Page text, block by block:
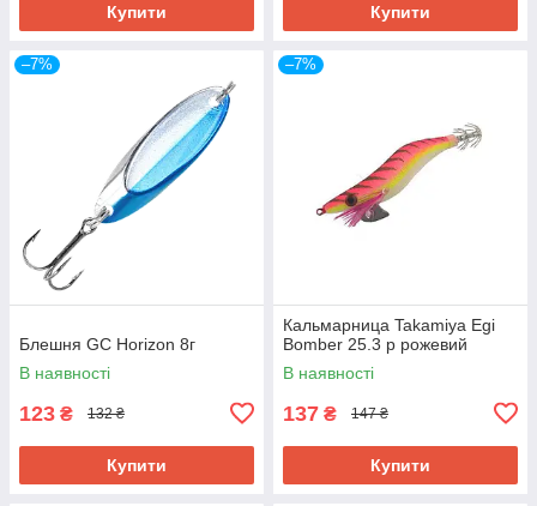
Купити Купити
–7%
Блешня GC Horizon 8г
В наявності
123 ₴ 132 ₴
Купити
–7%
Кальмарница Takamiya Egi
Bomber 25.3 р рожевий
В наявності
137 ₴ 147 ₴
Купити